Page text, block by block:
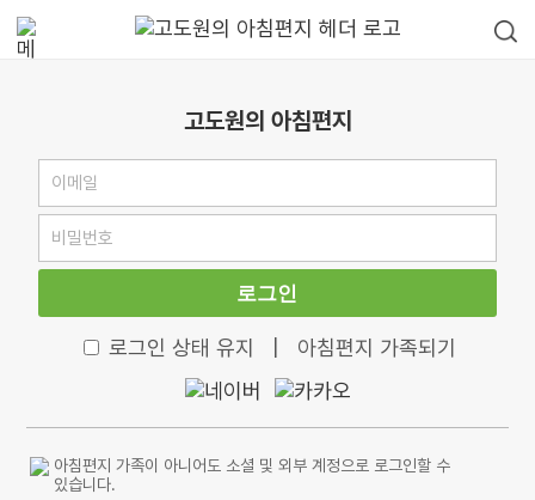
고도원의 아침편지
로그인
로그인 상태 유지 아침편지 가족되기
아침편지 가족이 아니어도 소셜 및 외부 계정으로 로그인할 수
있습니다.